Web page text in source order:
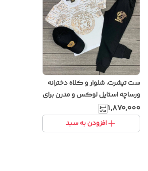
ست تیشرت، شلوار و کلاه دخترانه
ورساچه استایل لوکس و مدرن برای
دختران شیک پوش
۱٬۸۷۰٬۰۰۰
افزودن به سبد